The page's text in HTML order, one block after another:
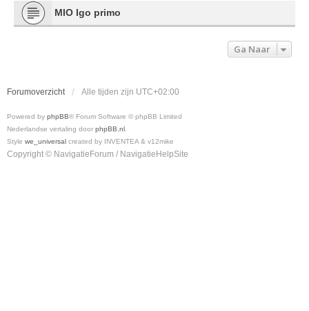
MIO Igo primo
Ga Naar
Forumoverzicht Alle tijden zijn UTC+02:00
Powered by phpBB® Forum Software © phpBB Limited
Nederlandse vertaling door phpBB.nl
Style we_universal created by INVENTEA & v12mike
Copyright © NavigatieForum / NavigatieHelpSite